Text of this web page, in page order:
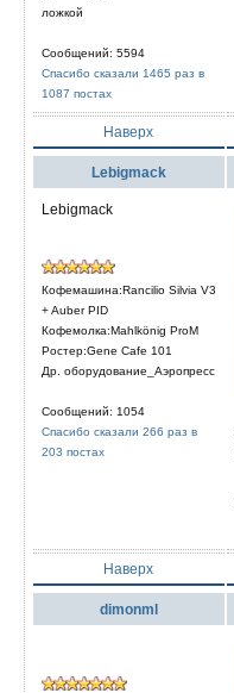
ложкой
Сообщений: 5594
Спасибо сказали 1465 раз в
1087 постах
Наверх
Lebigmack
Lebigmack
Кофемашина:Rancilio Silvia V3
+ Auber PID
Кофемолка:Mahlkönig ProM
Ростер:Gene Cafe 101
Др. оборудование_Аэропресс
Сообщений: 1054
Спасибо сказали 266 раз в
203 постах
Наверх
dimonml